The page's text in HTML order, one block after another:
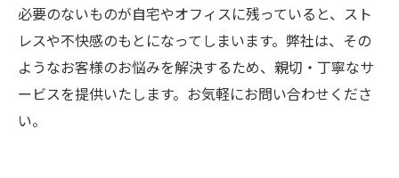
必要のないものが自宅やオフィスに残っていると、スト
レスや不快感のもとになってしまいます。弊社は、その
ようなお客様のお悩みを解決するため、親切・丁寧なサ
ービスを提供いたします。お気軽にお問い合わせくださ
い。